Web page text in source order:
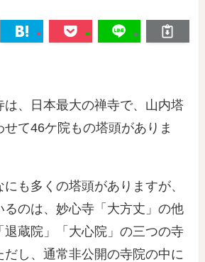
は、日本最大の禅寺で、山内塔
て46ケ院もの塔頭がありま
も多くの塔頭がありますが、
るのは、妙心寺「大方丈」の他
退蔵院」「大心院」の三つの寺
だし、通常非公開の寺院の中に